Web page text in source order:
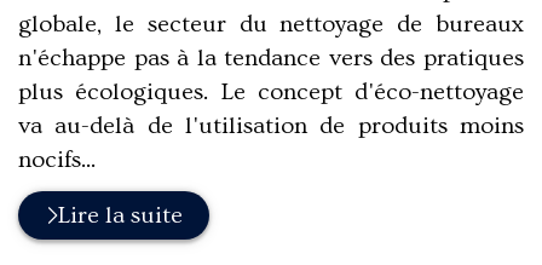
globale, le secteur du nettoyage de bureaux
n'échappe pas à la tendance vers des pratiques
plus écologiques. Le concept d'éco-nettoyage
va au-delà de l'utilisation de produits moins
nocifs...
Lire la suite